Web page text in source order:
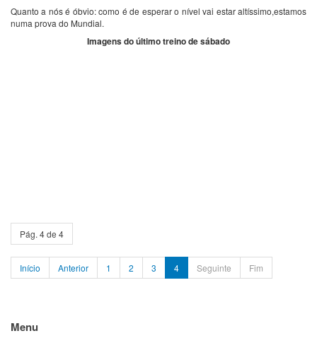
Quanto a nós é óbvio: como é de esperar o nível vai estar altíssimo,estamos
numa prova do Mundial.
Imagens do último treino de sábado
Pág. 4 de 4
Início Anterior 1 2 3 4 Seguinte Fim
Menu